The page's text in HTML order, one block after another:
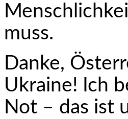
muss.
Danke,
Ukraine! Ich
Not – das ist